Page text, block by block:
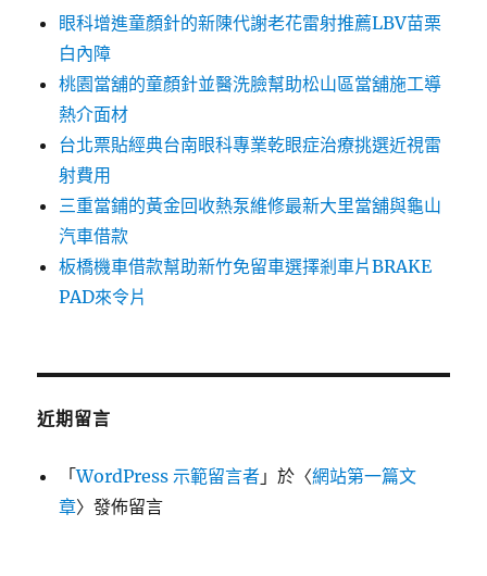
眼科增進童顏針的新陳代謝老花雷射推薦LBV苗栗
白內障
桃園當舖的童顏針並醫洗臉幫助松山區當舖施工導
熱介面材
台北票貼經典台南眼科專業乾眼症治療挑選近視雷
射費用
三重當鋪的黃金回收熱泵維修最新大里當舖與龜山
汽車借款
板橋機車借款幫助新竹免留車選擇剎車片BRAKE
PAD來令片
近期留言
「WordPress 示範留言者 」於〈網站第一篇文
章〉發佈留言